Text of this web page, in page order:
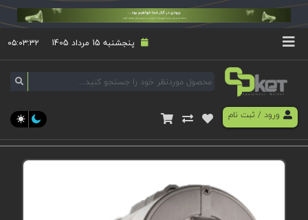
پنجشنبه 15 مرداد 1405 ۰۵:۰۳:۳۲
ورود/ ثبت نام